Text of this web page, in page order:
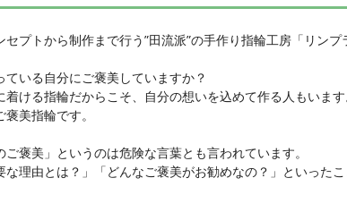
プトから制作まで行う”田流派”の手作り指輪工房「リンプ
いる自分にご褒美していますか？
ける指輪だからこそ、自分の想いを込めて作る人もいます
美指輪です。
褒美」というのは危険な言葉とも言われています。
な理由とは？」「どんなご褒美がお勧めなの？」といった